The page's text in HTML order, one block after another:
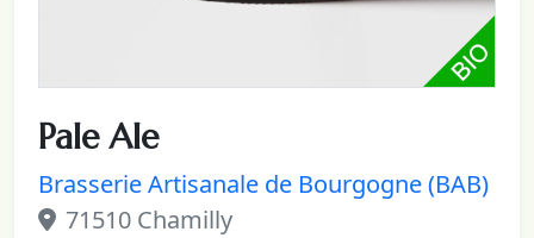
Pale Ale
Brasserie Artisanale de Bourgogne (BAB)
71510 Chamilly